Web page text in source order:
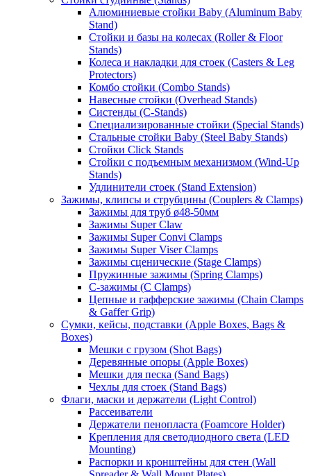
Алюминиевые стойки Baby (Aluminum Baby
Stand)
Стойки и базы на колесах (Roller & Floor
Stands)
Колеса и накладки для стоек (Casters & Leg
Protectors)
Комбо стойки (Combo Stands)
Навесные стойки (Overhead Stands)
Систенды (C-Stands)
Специализированные стойки (Special Stands)
Стальные стойки Baby (Steel Baby Stands)
Стойки Click Stands
Стойки с подъемным механизмом (Wind-Up
Stands)
Удлинители стоек (Stand Extension)
Зажимы, клипсы и струбцины (Couplers & Clamps)
Зажимы для труб ø48-50мм
Зажимы Super Claw
Зажимы Super Convi Clamps
Зажимы Super Viser Clamps
Зажимы сценические (Stage Clamps)
Пружинные зажимы (Spring Clamps)
С-зажимы (C Clamps)
Цепные и гафферские зажимы (Chain Clamps
& Gaffer Grip)
Сумки, кейсы, подставки (Apple Boxes, Bags &
Boxes)
Мешки с грузом (Shot Bags)
Деревянные опоры (Apple Boxes)
Мешки для песка (Sand Bags)
Чехлы для стоек (Stand Bags)
Флаги, маски и держатели (Light Control)
Рассеиватели
Держатели пенопласта (Foamcore Holder)
Крепления для светодиодного света (LED
Mounting)
Распорки и кронштейны для стен (Wall